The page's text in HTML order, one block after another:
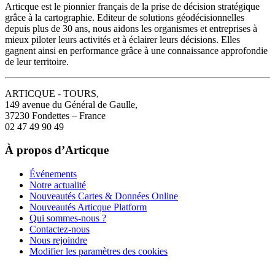
Articque est le pionnier français de la prise de décision stratégique
grâce à la cartographie. Editeur de solutions géodécisionnelles
depuis plus de 30 ans, nous aidons les organismes et entreprises à
mieux piloter leurs activités et à éclairer leurs décisions. Elles
gagnent ainsi en performance grâce à une connaissance approfondie
de leur territoire.
ARTICQUE - TOURS,
149 avenue du Général de Gaulle,
37230 Fondettes – France
02 47 49 90 49
À propos d’Articque
Événements
Notre actualité
Nouveautés Cartes & Données Online
Nouveautés Articque Platform
Qui sommes-nous ?
Contactez-nous
Nous rejoindre
Modifier les paramètres des cookies